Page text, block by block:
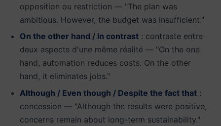
opposition ou restriction — "The plan was
ambitious. However, the budget was insufficient."
On the other hand / In contrast : contraste entre
deux aspects d'une même réalité — "On the one
hand, automation reduces costs. On the other
hand, it eliminates jobs."
Although / Even though / Despite the fact that :
concession — "Although the results were positive,
concerns remain about long-term sustainability."